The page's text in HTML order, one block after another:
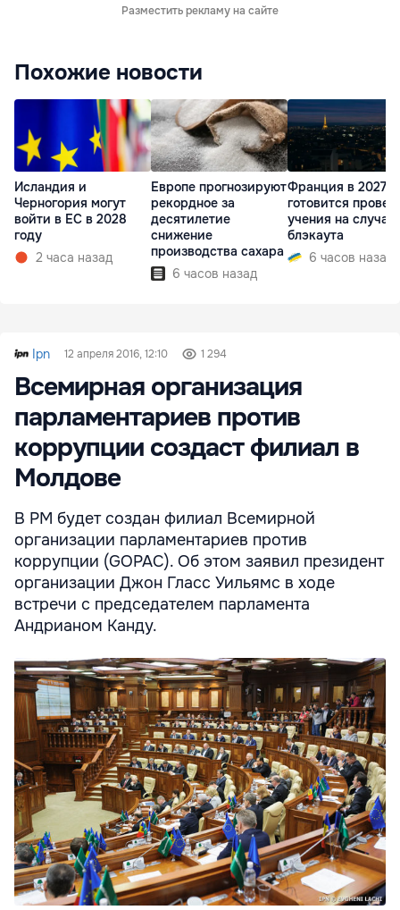
Разместить рекламу на сайте
Похожие новости
Исландия и
Черногория могут
войти в ЕС в 2028
году
2 часа назад
Европе прогнозируют
рекордное за
десятилетие
снижение
производства сахара
6 часов назад
Франция в 2027
готовится
учения на случай
блэкаута
6 часов назад
Ipn 12 апреля 2016, 12:10 1 294
Всемирная организация
парламентариев против
коррупции создаст филиал в
Молдове
В РМ будет создан филиал Всемирной
организации парламентариев против
коррупции (GOPAC). Об этом заявил президент
организации Джон Гласс Уильямс в ходе
встречи с председателем парламента
Андрианом Канду.